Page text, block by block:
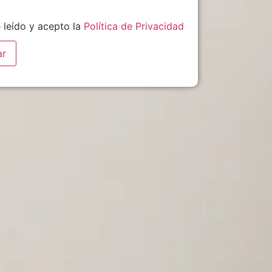
leído y acepto la Política de Privacidad